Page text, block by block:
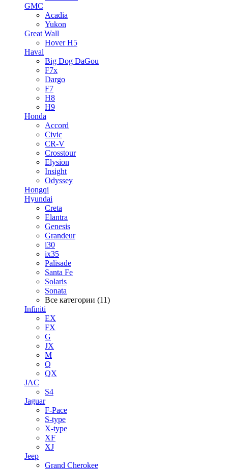
GMC
Acadia
Yukon
Great Wall
Hover H5
Haval
Big Dog DaGou
F7x
Dargo
F7
H8
H9
Honda
Accord
Civic
CR-V
Crosstour
Elysion
Insight
Odyssey
Hongqi
Hyundai
Creta
Elantra
Genesis
Grandeur
i30
ix35
Palisade
Santa Fe
Solaris
Sonata
Все категории (11)
Infiniti
EX
FX
G
JX
M
Q
QX
JAC
S4
Jaguar
F-Pace
S-type
X-type
XF
XJ
Jeep
Grand Cherokee